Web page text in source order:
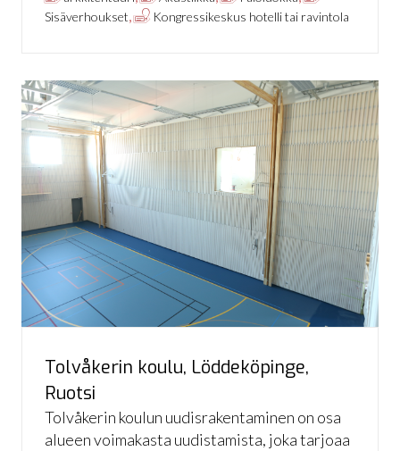
Sisäverhoukset, Kongressikeskus hotelli tai ravintola
Tolvåkerin koulu, Löddeköpinge,
Ruotsi
Tolvåkerin koulun uudisrakentaminen on osa
alueen voimakasta uudistamista, joka tarjoaa